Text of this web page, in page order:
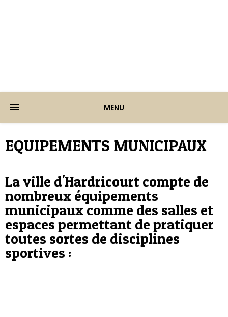
MENU
EQUIPEMENTS MUNICIPAUX
La ville d'Hardricourt compte de
nombreux équipements
municipaux comme des salles et
espaces permettant de pratiquer
toutes sortes de disciplines
sportives :